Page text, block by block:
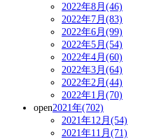
2022年8月(46)
2022年7月(83)
2022年6月(99)
2022年5月(54)
2022年4月(60)
2022年3月(64)
2022年2月(44)
2022年1月(70)
open2021年(702)
2021年12月(54)
2021年11月(71)